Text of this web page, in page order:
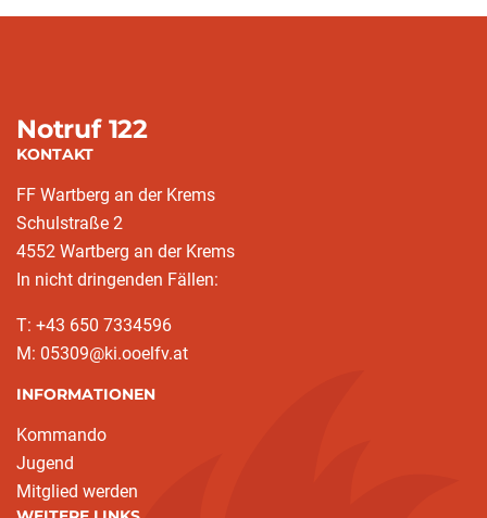
Notruf 122
KONTAKT
FF Wartberg an der Krems
Schulstraße 2
4552 Wartberg an der Krems
In nicht dringenden Fällen:
T: +43 650 7334596
M: 05309@ki.ooelfv.at
INFORMATIONEN
Kommando
Jugend
Mitglied werden